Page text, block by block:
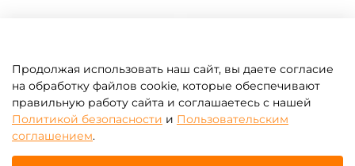
Продолжая использовать наш сайт, вы даете согласие
на обработку файлов cookie, которые обеспечивают
правильную работу сайта и соглашаетесь с нашей
Политикой безопасности и Пользовательским
соглашением.